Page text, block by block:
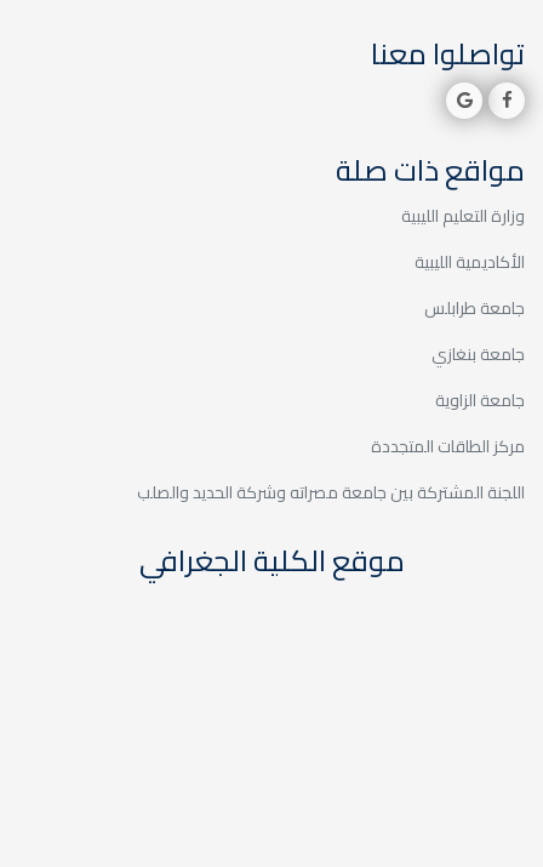
تواصلوا معنا
مواقع ذات صلة
وزارة التعليم الليبية
الأكاديمية الليبية
جامعة طرابلس
جامعة بنغازي
جامعة الزاوية
مركز الطاقات المتجددة
اللجنة المشتركة بين جامعة مصراته وشركة الحديد والصلب
موقع الكلية الجغرافي